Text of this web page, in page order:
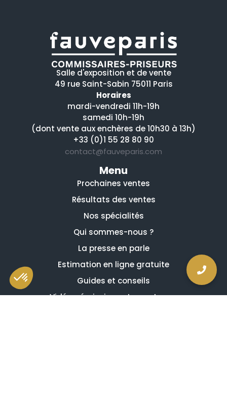
Salle d'exposition et de vente
49 rue Saint-Sabin 75011 Paris
Horaires
mardi-vendredi 11h-19h
samedi 10h-19h
(dont vente aux enchères de 10h30 à 13h)
+33 (0)1 55 28 80 90
contact@fauveparis.com
Menu
Prochaines ventes
Résultats des ventes
Nos spécialités
Qui sommes-nous ?
La presse en parle
Estimation en ligne gratuite
Guides et conseils
Vidéos, émissions et reportages